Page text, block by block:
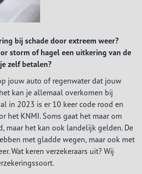
bij schade door extreem weer?
storm of hagel een uitkering van de
zelf betalen?
jouw auto of regenwater dat jouw
kan je allemaal overkomen bij
in 2023 is er 10 keer code rood en
het KNMI. Soms gaat het maar om
maar het kan ook landelijk gelden. De
met gladde wegen, maar ook met
Wat keren verzekeraars uit? Wij